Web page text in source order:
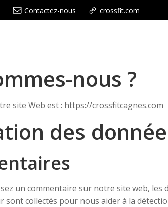
Contactez-nous crossfit.com
nous ?
site Web est : https://crossfitcagnes.com
des
un commentaire sur notre site web,
sont collectés pour nous aider à la